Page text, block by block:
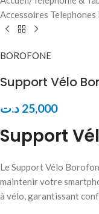
Accessoires Telephones
BOROFONE
Support Vélo
25,000 د.ت
Support
Le Support Vélo
maintenir votre
à vélo, garantissant